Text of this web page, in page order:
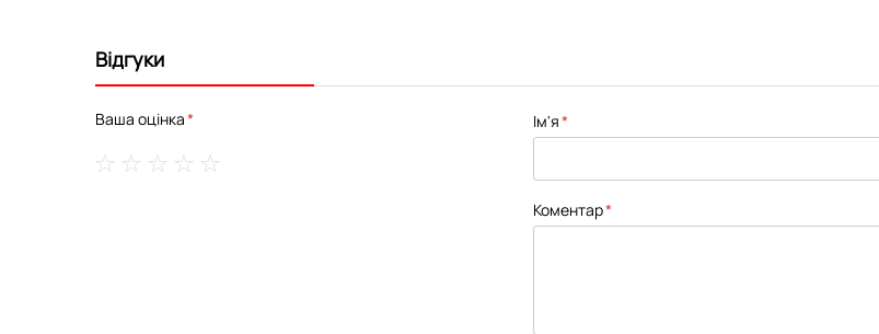
Відгуки
Ваша оцінка Ім'я
Коментар